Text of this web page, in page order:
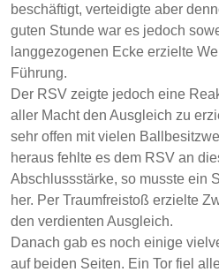
beschäftigt, verteidigte aber
guten Stunde war es jedoch
langgezogenen Ecke erzielte
Führung.
Der RSV zeigte jedoch eine
aller Macht den Ausgleich zu
sehr offen mit vielen
heraus fehlte es dem RSV an
Abschlussstärke, so musste ein
her. Per Traumfreistoß erzielte
den verdienten Ausgleich.
Danach gab es noch einige
auf beiden Seiten. Ein Tor fiel